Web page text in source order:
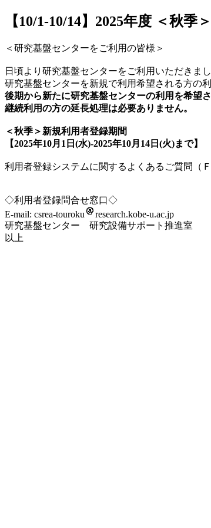
【10/1-10/14】2025年度 ＜秋季
＜研究基盤センターをご利用の皆様＞
日頃より研究基盤センターをご利用いただきま
研究基盤センターを新規で利用希望される方の
後期から新たに研究基盤センターの利用を希望
継続利用の方の延長処理は必要ありません。
＜秋季＞新規利用者登録期間
【2025年10月1日(水)-2025年10月14日(火)まで】
利用者登録システムに関するよくあるご質問（
◇利用者登録問合せ窓口◇
E-mail: csrea-touroku
research.kobe-u.ac.jp
研究基盤センター 研究設備サポート推進室
以上